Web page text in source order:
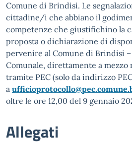
Comune di Brindisi. Le
cittadine/i che abbiano il
competenze che giustifichino la
proposta o dichiarazione di
pervenire al Comune di Brindisi
Comunale, direttamente a mezzo
tramite PEC (solo da indirizzo
a
oltre le ore 12,00 del 9 gennaio
Allegati